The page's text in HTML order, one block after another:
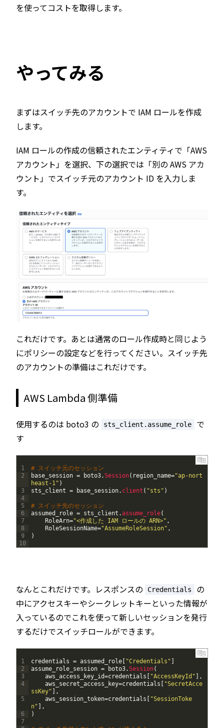
を使ってコストを取得します。
やってみる
まずはスイッチ先のアカウントで IAM ロールを作成
します。
IAM ロールの作成の信頼されたエンティティで「AWS
アカウント」を選択、下の選択では「別の AWS アカ
ウント」でスイッチ元のアカウント ID を入力しま
す。
これだけです。あとは通常のロール作成時と同じよう
にポリシーの設定などを行ってください。スイッチ先
のアカウントの準備はこれだけです。
AWS Lambda 側準備
使用するのは boto3 の sts_client.assume_role
で
す
1
2
3
4
5
6
7
8
9
10
# スイッチ元のセッション
base_session = boto3.Session( region_name="ap-nort
heast-1" )
sts_client = base_session. client ( "sts" )
# スイッチ先のセッション
assumed_role = sts_client .assume_role(
RoleArn="<作成した IAM ロールの ARN>" ,
RoleSessionName="AssumeRoleSession" ,
)
なんとこれだけです。レスポンスの Credentials
の
中にアクセスキーやシークレットキーといった情報が
入っているのでこれを使って新しいセッションを発行
するだけでスイッチロールができます。
1
2
3
4
5
6
7
credentials = assumed_role "Credentials"
assume_role_session = boto3.Session(
aws_access_key_id=credentials "AccessKeyId"
,
aws_secret_access_key=credentials
"SecretAcce
ssKey"
,
aws_session_token=credentials
"SessionToke
n"
,
)